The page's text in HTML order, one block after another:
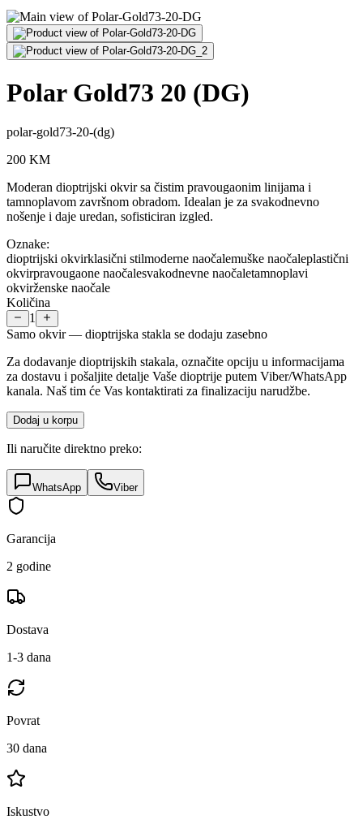
Polar Gold73 20 (DG)
polar-gold73-20-(dg)
200 KM
Moderan dioptrijski okvir sa čistim pravougaonim linijama i
tamnoplavom završnom obradom. Idealan je za svakodnevno
nošenje i daje uredan, sofisticiran izgled.
Oznake:
dioptrijski okvirklasični stilmoderne naočalemuške naočaleplastični
okvirpravougaone naočalesvakodnevne naočaletamnoplavi
okvirženske naočale
Količina
1
Samo okvir — dioptrijska stakla se dodaju zasebno
Za dodavanje dioptrijskih stakala, označite opciju u informacijama
za dostavu i pošaljite detalje Vaše dioptrije putem Viber/WhatsApp
kanala. Naš tim će Vas kontaktirati za finalizaciju narudžbe.
Dodaj u korpu
Ili naručite direktno preko:
WhatsApp Viber
Garancija
2 godine
Dostava
1-3 dana
Povrat
30 dana
Iskustvo